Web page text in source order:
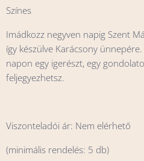
Színes
Imádkozz negyven napig Szent
így készülve Karácsony
napon egy igerészt, egy
feljegyezhetsz.
Viszonteladói ár: Nem elérhető
(minimális rendelés: 5 db)